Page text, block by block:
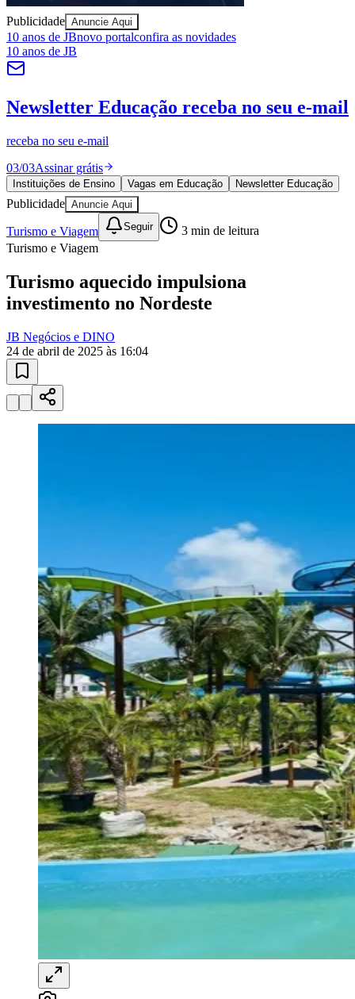
Ceará
Publicidade Anuncie Aqui
10 anos de JB
10 anos de JB
Instituições de Ensino Vagas em Educação Newsletter Educação
Publicidade Anuncie Aqui
Turismo e Viagem Seguir 3min de leitura
Turismo e Viagem
Turismo aquecido impulsiona
investimento no Nordeste
JB Negócios e DINO
24 de abril de 2025 às 16:04